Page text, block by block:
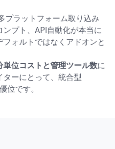
プラットフォーム取り込み
プト、API自動化が本当に
ォルトではなくアドオンと
単位コストと管理ツール数に
ーにとって、統合型
位です。